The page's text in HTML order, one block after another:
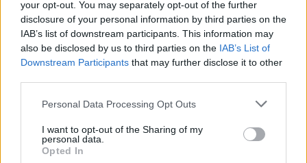
your opt-out. You may separately opt-out of the further
disclosure of your personal information by third parties on the
IAB’s list of downstream participants. This information may
also be disclosed by us to third parties on the IAB’s List of
Downstream Participants that may further disclose it to other
Personal Data Processing Opt Outs
I want to opt-out of the Sharing of my
personal data.
Opted In